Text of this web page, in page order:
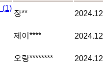
(1)
장**
제이****
오랑********